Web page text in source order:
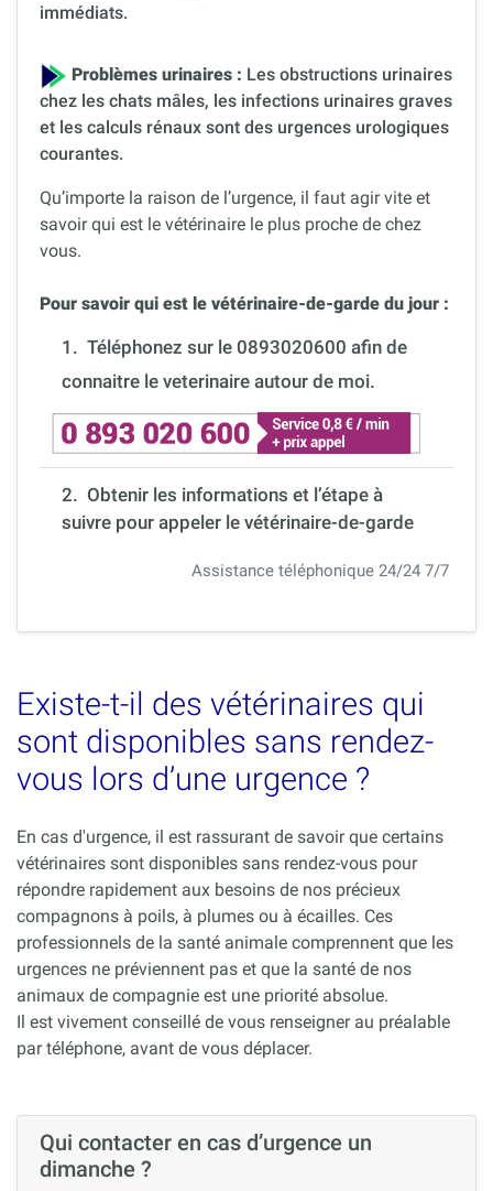
immédiats.
Problèmes urinaires : Les obstructions urinaires
chez les chats mâles, les infections urinaires graves
et les calculs rénaux sont des urgences urologiques
courantes.
Qu’importe la raison de l’urgence, il faut agir vite et
savoir qui est le vétérinaire le plus proche de chez
vous.
Pour savoir qui est le vétérinaire-de-garde du jour :
1. Téléphonez sur le 0893020600 afin de
connaitre le veterinaire autour de moi.
2. Obtenir les informations et l’étape à
suivre pour appeler le vétérinaire-de-garde
Assistance téléphonique 24/24 7/7
Existe-t-il des vétérinaires qui
sont disponibles sans rendez-
vous lors d’une urgence ?
En cas d'urgence, il est rassurant de savoir que certains
vétérinaires sont disponibles sans rendez-vous pour
répondre rapidement aux besoins de nos précieux
compagnons à poils, à plumes ou à écailles. Ces
professionnels de la santé animale comprennent que les
urgences ne préviennent pas et que la santé de nos
animaux de compagnie est une priorité absolue.
Il est vivement conseillé de vous renseigner au préalable
par téléphone, avant de vous déplacer.
Qui contacter en cas d’urgence un
dimanche ?